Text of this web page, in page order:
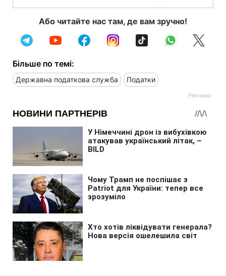
Або читайте нас там, де вам зручно!
Більше по темі:
Державна податкова служба Податки